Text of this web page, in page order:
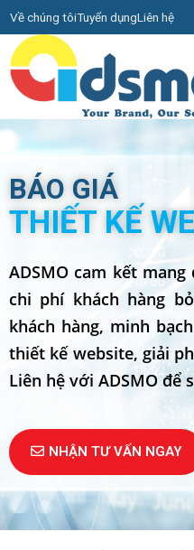
Về chúng tôiTuyển dụngLiên hệ
BÁO GIÁ
THIẾT KẾ
ADSMO cam kết
chi phí khách hàng
khách hàng, minh
thiết kế website, giải
Liên hệ với ADSMO
NHẬN TƯ VẤN NGAY